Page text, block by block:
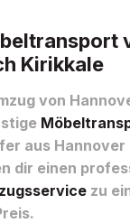
Kirikkale
von
aus Hannover
dir einen
zu